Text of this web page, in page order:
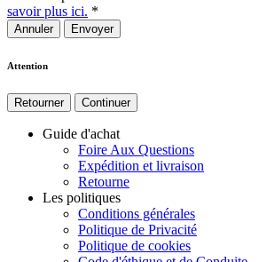
savoir plus ici. *
Annuler
Attention
Retourner Continuer
Guide d'achat
Foire Aux Questions
Expédition et livraison
Retourne
Les politiques
Conditions générales
Politique de Privacité
Politique de cookies